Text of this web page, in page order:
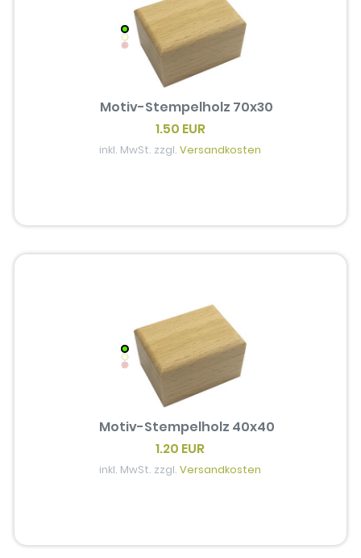
Motiv-Stempelholz 70x30
1.50 EUR
inkl. MwSt. zzgl.Versandkosten
Motiv-Stempelholz 40x40
1.20 EUR
inkl. MwSt. zzgl.Versandkosten